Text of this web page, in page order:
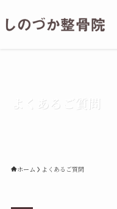
よくあるご質問
ホーム よくあるご質問